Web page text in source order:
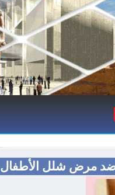
ضد مرض شلل الأطفال